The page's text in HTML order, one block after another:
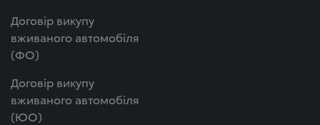
Договір викупу
вживаного автомобіля
(ФО)
Договір викупу
вживаного автомобіля
(ЮО)